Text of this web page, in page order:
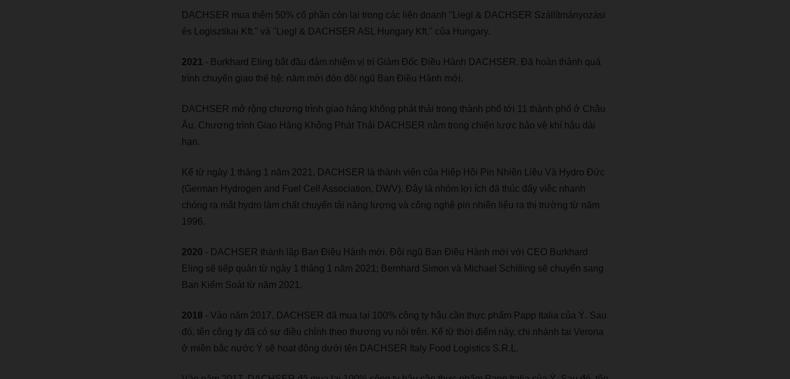
DACHSER mua thêm 50% cổ phần còn lại trong các liên doanh "Liegl & DACHSER Szállítmányozási
és Logisztikai Kft." và "Liegl & DACHSER ASL Hungary Kft." của Hungary.
2021 - Burkhard Eling bắt đầu đảm nhiệm vị trí Giám Đốc Điều Hành DACHSER. Đã hoàn thành quá
trình chuyển giao thế hệ: năm mới đón đội ngũ Ban Điều Hành mới.
DACHSER mở rộng chương trình giao hàng không phát thải trong thành phố tới 11 thành phố ở Châu
Âu. Chương trình Giao Hàng Không Phát Thải DACHSER nằm trong chiến lược bảo vệ khí hậu dài
hạn.
Kể từ ngày 1 tháng 1 năm 2021, DACHSER là thành viên của Hiệp Hội Pin Nhiên Liệu Và Hydro Đức
(German Hydrogen and Fuel Cell Association, DWV). Đây là nhóm lợi ích đã thúc đẩy việc nhanh
chóng ra mắt hydro làm chất chuyển tải năng lượng và công nghệ pin nhiên liệu ra thị trường từ năm
1996.
2020 - DACHSER thành lập Ban Điều Hành mới. Đội ngũ Ban Điều Hành mới với CEO Burkhard
Eling sẽ tiếp quản từ ngày 1 tháng 1 năm 2021; Bernhard Simon và Michael Schilling sẽ chuyển sang
Ban Kiểm Soát từ năm 2021.
2018 - Vào năm 2017, DACHSER đã mua lại 100% công ty hậu cần thực phẩm Papp Italia của Ý. Sau
đó, tên công ty đã có sự điều chỉnh theo thương vụ nói trên. Kể từ thời điểm này, chi nhánh tại Verona
ở miền bắc nước Ý sẽ hoạt động dưới tên DACHSER Italy Food Logistics S.R.L.